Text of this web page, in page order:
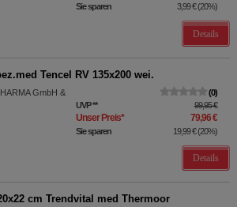
Sie sparen 3,99 €(20%)
Details
Tencel RV 135x200 wei.
GmbH &
0
UVP** 99,95 €
Unser Preis* 79,96 €
Sie sparen 19,99 €(20%)
Details
cm Trendvital med Thermoor